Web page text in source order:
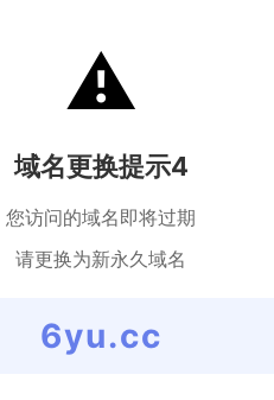
⚠️
域名更换提示4
您访问的域名即将过期
请更换为新永久域名
6yu.cc